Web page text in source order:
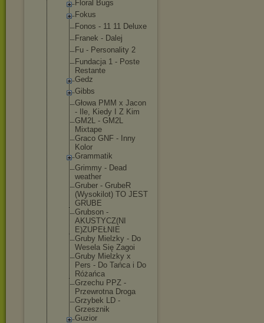
Floral Bugs
Fokus
Fonos - 11 11 Deluxe
Franek - Dalej
Fu - Personality 2
Fundacja 1 - Poste
Restante
Gedz
Gibbs
Głowa PMM x Jacon
- Ile, Kiedy I Z Kim
GM2L - GM2L
Mixtape
Graco GNF - Inny
Kolor
Grammatik
Grimmy - Dead
weather
Gruber - GrubeR
(Wysokilot) TO JEST
GRUBE
Grubson -
AKUSTYCZ(NI
E)ZUPEŁNIE
Gruby Mielzky - Do
Wesela Się Zagoi
Gruby Mielzky x
Pers - Do Tańca i Do
Różańca
Grzechu PPZ -
Przewrotna Droga
Grzybek LD -
Grzesznik
Guzior